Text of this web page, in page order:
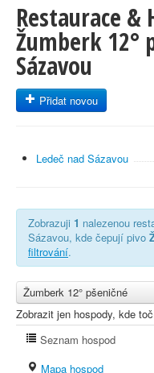
Restaurace &
Žumberk 12°
Sázavou
Přidat novou
Ledeč nad Sázavou
Zobrazuji 1 nalezenou
Sázavou, kde čepují pivo
filtrování.
Žumberk 12° pšeničné
Zobrazit jen hospody, kde
Seznam hospod
Mapa hospod